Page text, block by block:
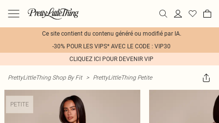
Ce site contient du contenu généré ou modifié par IA.
-30% POUR LES VIPS* AVEC LE CODE : VIP30
CLIQUEZ ICI POUR DEVENIR VIP
PrettyLittleThing Shop By Fit > PrettyLittleThing Petite
PETITE